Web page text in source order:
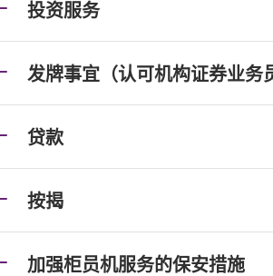
投资服务
发牌事宜（认可机构证券业务
贷款
按揭
加强柜员机服务的保安措施